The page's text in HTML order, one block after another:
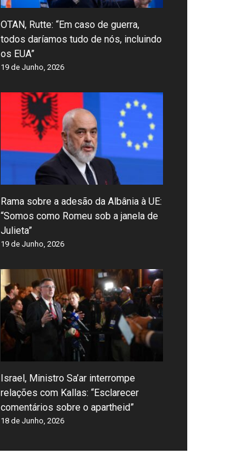
OTAN, Rutte: “Em caso de guerra,
todos daríamos tudo de nós, incluindo
os EUA”
19 de Junho, 2026
Rama sobre a adesão da Albânia à UE:
“Somos como Romeu sob a janela de
Julieta”
19 de Junho, 2026
Israel, Ministro Sa’ar interrompe
relações com Kallas: “Esclarecer
comentários sobre o apartheid”
18 de Junho, 2026